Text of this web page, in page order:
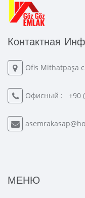
Контактная
Ofis Mithatpaşa
Офисный : +90
МЕНЮ